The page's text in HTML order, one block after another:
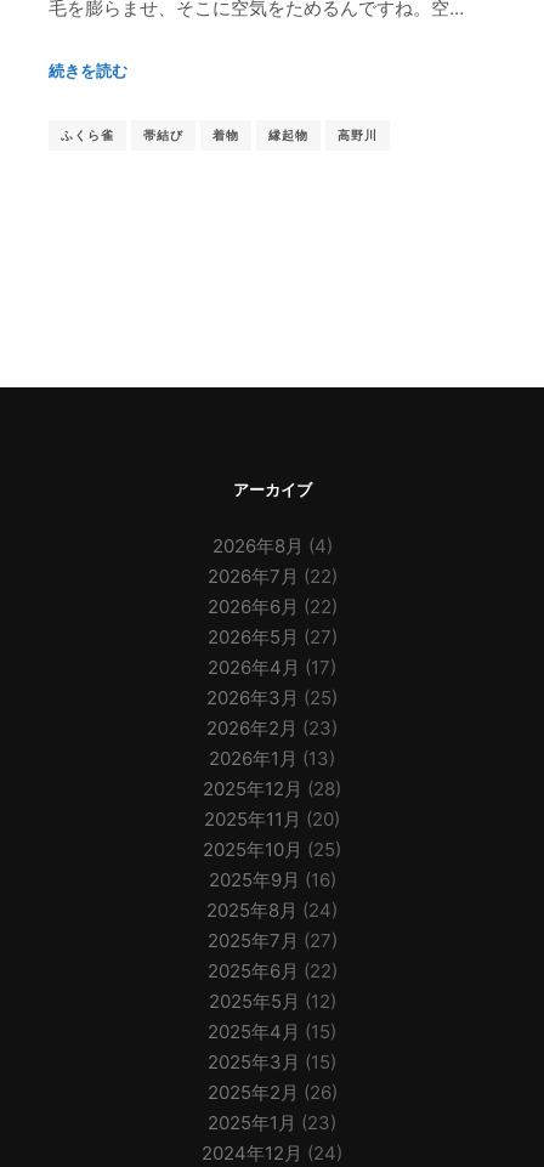
毛を膨らませ、そこに空気をためるんですね。空…
続きを読む
ふくら雀 帯結び 着物 縁起物 高野川
アーカイブ
2026年8月 (4)
2026年7月 (22)
2026年6月 (22)
2026年5月 (27)
2026年4月 (17)
2026年3月 (25)
2026年2月 (23)
2026年1月 (13)
2025年12月 (28)
2025年11月 (20)
2025年10月 (25)
2025年9月 (16)
2025年8月 (24)
2025年7月 (27)
2025年6月 (22)
2025年5月 (12)
2025年4月 (15)
2025年3月 (15)
2025年2月 (26)
2025年1月 (23)
2024年12月 (24)